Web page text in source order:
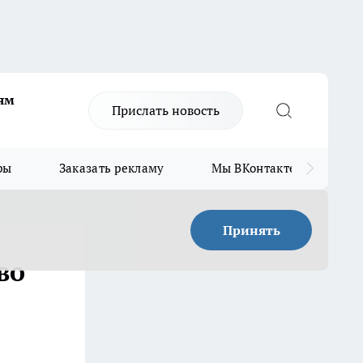
Прислать новость
Заказать рекламу Мы ВКонтакте
Принять